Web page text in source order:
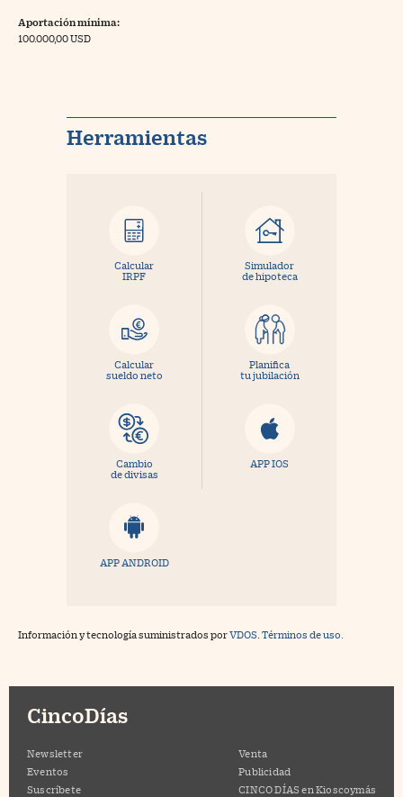
Aportación mínima:
100.000,00 USD
Herramientas
Calcular
IRPF
Simulador
de hipoteca
Calcular
sueldo neto
Planifica
tu jubilación
Cambio
de divisas
APP IOS
APP ANDROID
Información y tecnología suministrados porVDOS Términos de uso.
CincoDías
Newsletter
Eventos
Suscríbete
Venta
Publicidad
CINCO DÍAS en Kioscoymás